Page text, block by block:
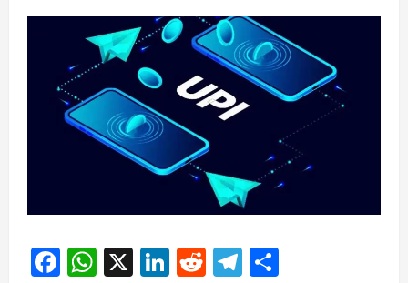
Facebook
WhatsApp
X LinkedIn
RedditTelegram